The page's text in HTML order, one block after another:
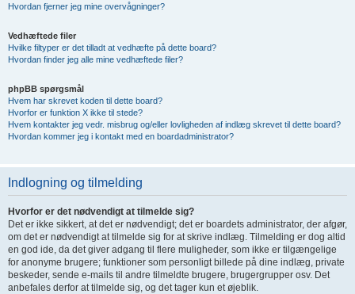
Hvordan fjerner jeg mine overvågninger?
Vedhæftede filer
Hvilke filtyper er det tilladt at vedhæfte på dette board?
Hvordan finder jeg alle mine vedhæftede filer?
phpBB spørgsmål
Hvem har skrevet koden til dette board?
Hvorfor er funktion X ikke til stede?
Hvem kontakter jeg vedr. misbrug og/eller lovligheden af indlæg skrevet til dette board?
Hvordan kommer jeg i kontakt med en boardadministrator?
Indlogning og tilmelding
Hvorfor er det nødvendigt at tilmelde sig?
Det er ikke sikkert, at det er nødvendigt; det er boardets administrator, der afgør,
om det er nødvendigt at tilmelde sig for at skrive indlæg. Tilmelding er dog altid
en god ide, da det giver adgang til flere muligheder, som ikke er tilgængelige
for anonyme brugere; funktioner som personligt billede på dine indlæg, private
beskeder, sende e-mails til andre tilmeldte brugere, brugergrupper osv. Det
anbefales derfor at tilmelde sig, og det tager kun et øjeblik.